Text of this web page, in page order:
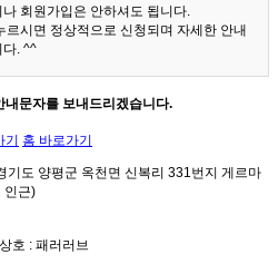
회원가입은 안하셔도 됩니다.
시면 정상적으로 신청되며 자세한 안내
다. ^^
문자를 보내드리겠습니다.
홈 바로가기
기도 양평군 옥천면 신복리 331번지 게르마
인근)
상호 : 패러러브